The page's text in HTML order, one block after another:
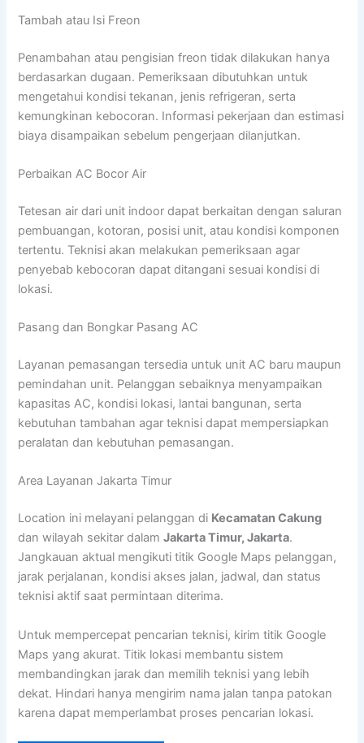
Tambah atau Isi Freon
Penambahan atau pengisian freon tidak dilakukan hanya
berdasarkan dugaan. Pemeriksaan dibutuhkan untuk
mengetahui kondisi tekanan, jenis refrigeran, serta
kemungkinan kebocoran. Informasi pekerjaan dan estimasi
biaya disampaikan sebelum pengerjaan dilanjutkan.
Perbaikan AC Bocor Air
Tetesan air dari unit indoor dapat berkaitan dengan saluran
pembuangan, kotoran, posisi unit, atau kondisi komponen
tertentu. Teknisi akan melakukan pemeriksaan agar
penyebab kebocoran dapat ditangani sesuai kondisi di
lokasi.
Pasang dan Bongkar Pasang AC
Layanan pemasangan tersedia untuk unit AC baru maupun
pemindahan unit. Pelanggan sebaiknya menyampaikan
kapasitas AC, kondisi lokasi, lantai bangunan, serta
kebutuhan tambahan agar teknisi dapat mempersiapkan
peralatan dan kebutuhan pemasangan.
Area Layanan Jakarta Timur
Location ini melayani pelanggan di Kecamatan Cakung
dan wilayah sekitar dalamJakarta Timur, Jakarta.
Jangkauan aktual mengikuti titik Google Maps pelanggan,
jarak perjalanan, kondisi akses jalan, jadwal, dan status
teknisi aktif saat permintaan diterima.
Untuk mempercepat pencarian teknisi, kirim titik Google
Maps yang akurat. Titik lokasi membantu sistem
membandingkan jarak dan memilih teknisi yang lebih
dekat. Hindari hanya mengirim nama jalan tanpa patokan
karena dapat memperlambat proses pencarian lokasi.